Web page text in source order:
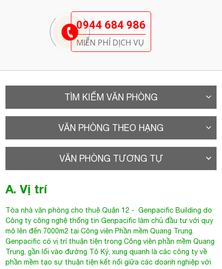
0944 684 986
MIỄN PHÍ DỊCH VỤ
TÌM KIẾM VĂN PHÒNG
VĂN PHÒNG THEO HẠNG
VĂN PHÒNG TƯƠNG TỰ
A. Vị trí
Tòa nhà văn phòng cho thuê Quận 12 -Genpacific Building do
Công ty công nghệ thống tin Genpacific làm chủ đầu tư với quy
mô lên đến 7000m2 tại Công viên Phần mềm Quang Trung.
Genpacific có vị trí thuận tiện trongCông viên phần mềm Quang
Trung, gần lối vào đường Tô Ký, xung quanh là các công ty về
phần mềm tạo sự thuận tiện kết nối giữa các doanh nghiệp với